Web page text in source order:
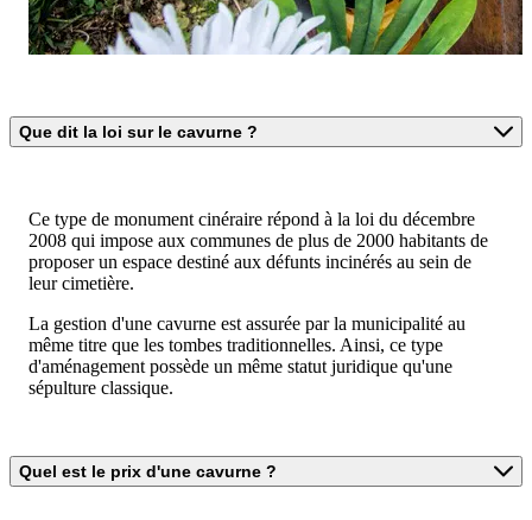
Que dit la loi sur le cavurne ?
Ce type de monument cinéraire répond à la loi du décembre
2008 qui impose aux communes de plus de 2000 habitants de
proposer un espace destiné aux défunts incinérés au sein de
leur cimetière.
La gestion d'une cavurne est assurée par la municipalité au
même titre que les tombes traditionnelles. Ainsi, ce type
d'aménagement possède un même statut juridique qu'une
sépulture classique.
Quel est le prix d'une cavurne ?